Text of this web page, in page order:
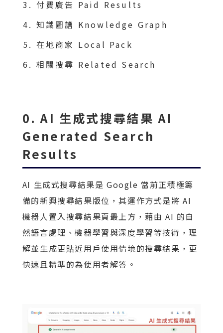
付費廣告 Paid Results
知識圖譜 Knowledge Graph
在地商家 Local Pack
相關搜尋 Related Search
0. AI 生成式搜尋結果 AI
Generated Search
Results
AI 生成式搜尋結果是 Google 當前正積極籌
備的新興搜尋結果版位，其運作方式是將 AI
機器人置入搜尋結果頁最上方，藉由 AI 的自
然語言處理、機器學習與深度學習等技術，理
解並生成更貼近用戶使用情境的搜尋結果，更
快速且精準的為使用者解答。